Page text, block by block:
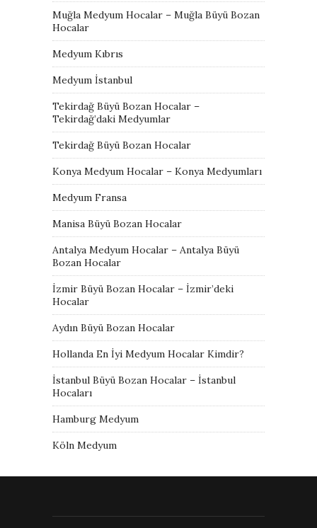
Muğla Medyum Hocalar – Muğla Büyü Bozan
Hocalar
Medyum Kıbrıs
Medyum İstanbul
Tekirdağ Büyü Bozan Hocalar –
Tekirdağ’daki Medyumlar
Tekirdağ Büyü Bozan Hocalar
Konya Medyum Hocalar – Konya Medyumları
Medyum Fransa
Manisa Büyü Bozan Hocalar
Antalya Medyum Hocalar – Antalya Büyü
Bozan Hocalar
İzmir Büyü Bozan Hocalar – İzmir’deki
Hocalar
Aydın Büyü Bozan Hocalar
Hollanda En İyi Medyum Hocalar Kimdir?
İstanbul Büyü Bozan Hocalar – İstanbul
Hocaları
Hamburg Medyum
Köln Medyum